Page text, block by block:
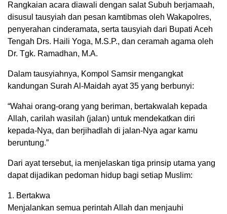
Rangkaian acara diawali dengan salat Subuh berjamaah,
disusul tausyiah dan pesan kamtibmas oleh Wakapolres,
penyerahan cinderamata, serta tausyiah dari Bupati Aceh
Tengah Drs. Haili Yoga, M.S.P., dan ceramah agama oleh
Dr. Tgk. Ramadhan, M.A.
Dalam tausyiahnya, Kompol Samsir mengangkat
kandungan Surah Al-Maidah ayat 35 yang berbunyi:
“Wahai orang-orang yang beriman, bertakwalah kepada
Allah, carilah wasilah (jalan) untuk mendekatkan diri
kepada-Nya, dan berjihadlah di jalan-Nya agar kamu
beruntung.”
Dari ayat tersebut, ia menjelaskan tiga prinsip utama yang
dapat dijadikan pedoman hidup bagi setiap Muslim:
1. Bertakwa
Menjalankan semua perintah Allah dan menjauhi